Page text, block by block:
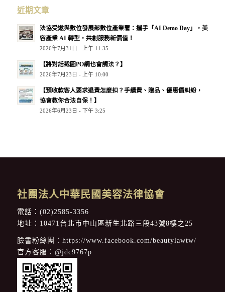
近期文章
法協受邀與數位發展部數位產業署：攜手「AI Demo Day」，美
容產業 AI 轉型，共創服務新價值！
2026年7月31日 - 上午 11:35
【將對話截圖PO網也會觸法？】
2026年7月23日 - 上午 10:00
【預收款客人要求退費怎麼扣？手續費、贈品、優惠價糾紛，
協會教你合法自保！】
2026年6月23日 - 下午 3:25
社團法人中華民國美容法律協會
電話： (02)2585-3356
地址：10471台北市中山區新生北路三段43號8樓之25
臉書粉絲團： https://www.facebook.com/beautylawtw/
官方客服： @jdc9767p